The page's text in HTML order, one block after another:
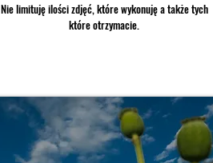
Nie limituję ilości zdjęć, które wykonuję a także tych
które otrzymacie.